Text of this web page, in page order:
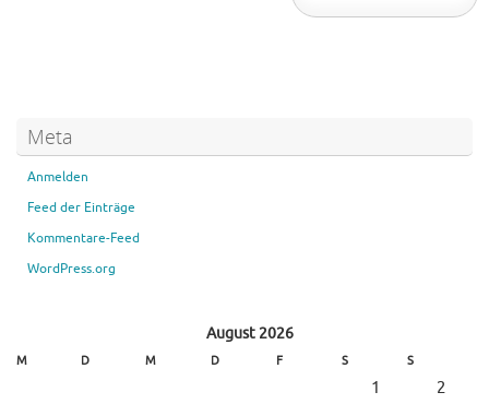
Meta
Anmelden
Feed der Einträge
Kommentare-Feed
WordPress.org
August 2026
M D M D F S S
1 2